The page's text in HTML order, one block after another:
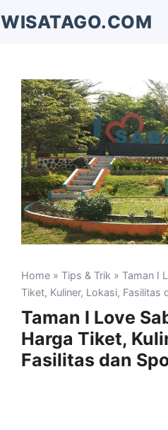
ke
WISATAGO.COM
Home » Tips & Trik » Taman I
Tiket, Kuliner, Lokasi, Fasilitas
Taman I Love
Harga Tiket,
Fasilitas dan